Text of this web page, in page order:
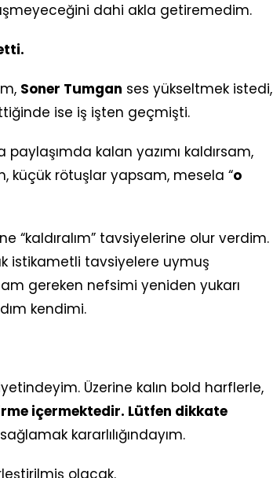
dahi akla getiremedim.
Soner Tumgan ses yükseltmek istedi,
ise iş işten geçmişti.
kalan yazımı kaldırsam,
küçük rötuşlar yapsam, mesela “o
“kaldıralım” tavsiyelerine olur verdim.
istikametli tavsiyelere uymuş
gereken nefsimi yeniden yukarı
kendimi.
Üzerine kalın bold harflerle,
içermektedir. Lütfen dikkate
kararlılığındayım.
olacak.